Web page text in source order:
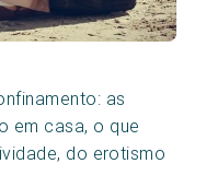
as
em casa, o que
do erotismo